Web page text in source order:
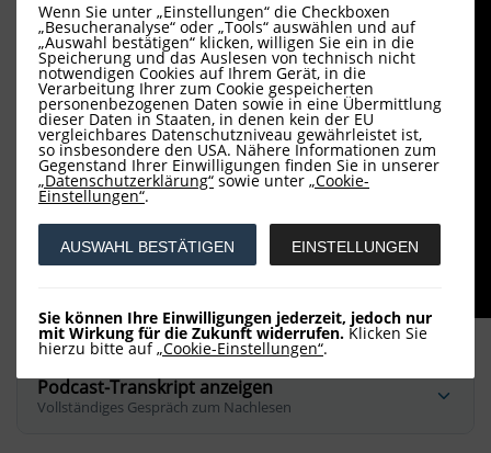
Wenn Sie unter „Einstellungen“ die Checkboxen
„Besucheranalyse“ oder „Tools“ auswählen und auf
„Auswahl bestätigen“ klicken, willigen Sie ein in die
Speicherung und das Auslesen von technisch nicht
notwendigen Cookies auf Ihrem Gerät, in die
Verarbeitung Ihrer zum Cookie gespeicherten
personenbezogenen Daten sowie in eine Übermittlung
dieser Daten in Staaten, in denen kein der EU
vergleichbares Datenschutzniveau gewährleistet ist,
so insbesondere den USA. Nähere Informationen zum
Gegenstand Ihrer Einwilligungen finden Sie in unserer
„Datenschutzerklärung“ sowie unter „Cookie-
Einstellungen“.
AUSWAHL BESTÄTIGEN EINSTELLUNGEN
Sie können Ihre Einwilligungen jederzeit, jedoch nur
mit Wirkung für die Zukunft widerrufen. Klicken Sie
hierzu bitte auf„Cookie-Einstellungen“.
Podcast-Transkript anzeigen
Vollständiges Gespräch zum Nachlesen